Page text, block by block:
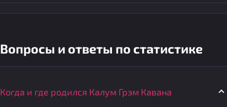
Вопросы и ответы по статистике
Когда и где родился Калум Грэм Кавана